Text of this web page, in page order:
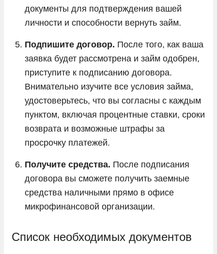
документы для подтверждения вашей
личности и способности вернуть займ.
Подпишите договор. После того, как ваша
заявка будет рассмотрена и займ одобрен,
приступите к подписанию договора.
Внимательно изучите все условия займа,
удостоверьтесь, что вы согласны с каждым
пунктом, включая процентные ставки, сроки
возврата и возможные штрафы за
просрочку платежей.
Получите средства. После подписания
договора вы сможете получить заемные
средства наличными прямо в офисе
микрофинансовой организации.
Список необходимых документов